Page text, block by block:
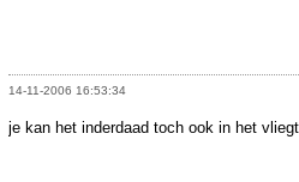
14-11-2006 16:53:34
je kan het inderdaad toch ook in het